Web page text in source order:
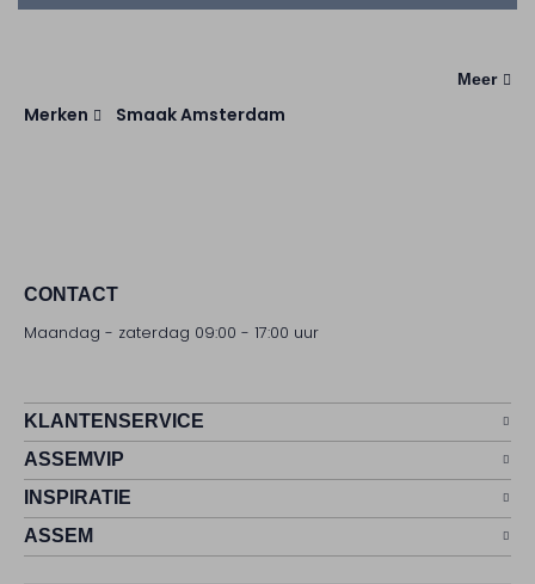
Meer
Merken Smaak Amsterdam
CONTACT
Maandag - zaterdag 09:00 - 17:00 uur
KLANTENSERVICE
ASSEMVIP
INSPIRATIE
ASSEM